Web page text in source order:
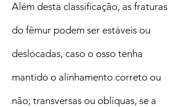
Além desta classificação, as fraturas
do fêmur podem ser estáveis ou
deslocadas, caso o osso tenha
mantido o alinhamento correto ou
não; transversas ou oblíquas, se a